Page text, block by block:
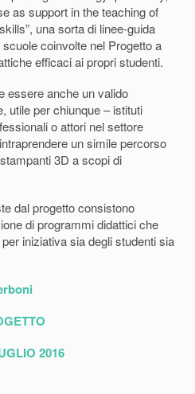
as support in the teaching of
una sorta di linee-guida
coinvolte nel Progetto a
efficaci ai propri studenti.
essere anche un valido
utile per chiunque – istituti
o attori nel settore
un simile percorso
3D a scopi di
dal progetto consistono
di programmi didattici che
iniziativa sia degli studenti sia
2016